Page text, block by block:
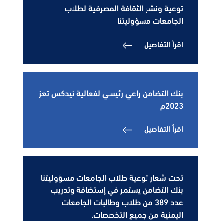
توعية ونشر الثقافة المصرفية لطلاب
الجامعات مسؤوليتنا
اقرأ التفاصيل
بنك التضامن راعي رئيسي لفعالية تيدكس تعز
2023م
اقرأ التفاصيل
تحت شعار توعية طلاب الجامعات مسؤوليتنا
بنك التضامن يستمر في إستضافة وتدريب
عدد 389 من طلاب وطالبات الجامعات
اليمنية من جميع التخصصات.